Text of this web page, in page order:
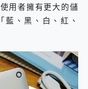
使用者擁有更大的儲
、黑、白、紅、